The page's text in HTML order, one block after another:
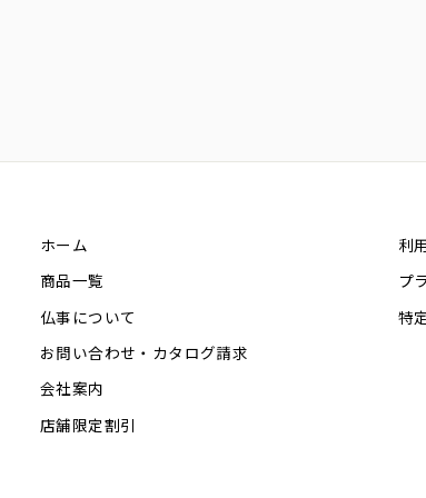
ホーム
商品一覧
仏事について
お問い合わせ・カタログ請求
会社案内
店舗限定割引
利
プ
特